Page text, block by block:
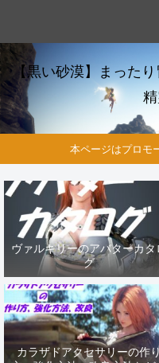
【黒い砂漠】まった
本ページはプロモ
ヴァルキリーのアバターカタ
グ
カラザドアクセサリーの作